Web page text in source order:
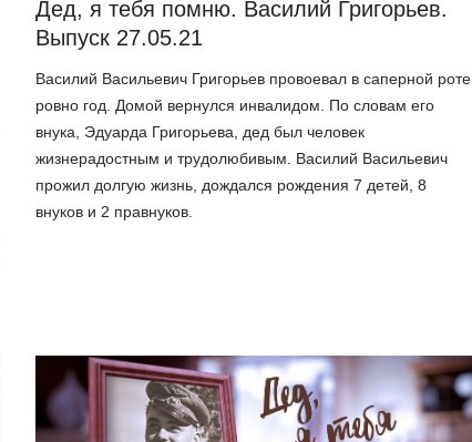
Дед, я тебя помню. Василий Григорьев.
Выпуск 27.05.21
Василий Васильевич Григорьев провоевал в саперной роте
ровно год. Домой вернулся инвалидом. По словам его
внука, Эдуарда Григорьева, дед был человек
жизнерадостным и трудолюбивым. Василий Васильевич
прожил долгую жизнь, дождался рождения 7 детей, 8
внуков и 2 правнуков.